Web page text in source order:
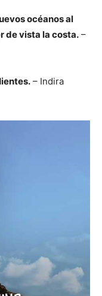
océanos al
de vista la costa. –
– Indira